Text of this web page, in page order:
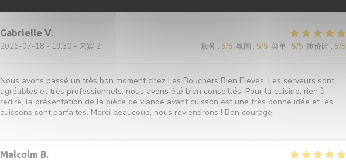
Gabrielle V
2026-07-18 - 19:30 - 来宾 2 服务 : 5/5 氛围 : 5/5 菜单 : 5/5 质价比 : 5/5
Nous avons passé un très bon moment chez Les Bouchers Bien Elevés. Les serveurs sont
agréables et très professionnels, nous avons été bien conseillés. Pour la cuisine, rien à
redire, la présentation de la pièce de viande avant cuisson est une très bonne idée et les
cuissons sont parfaites. Merci beaucoup, nous reviendrons ! Bon courage.
Malcolm B